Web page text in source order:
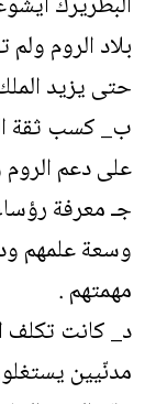
بلاد الروم
حتى يزيد
ب_ كسب ثقة
على دعم
جـ معرفة
وسعة علمهم
مهمتهم .
د_ كانت تكلف
مدنّيين